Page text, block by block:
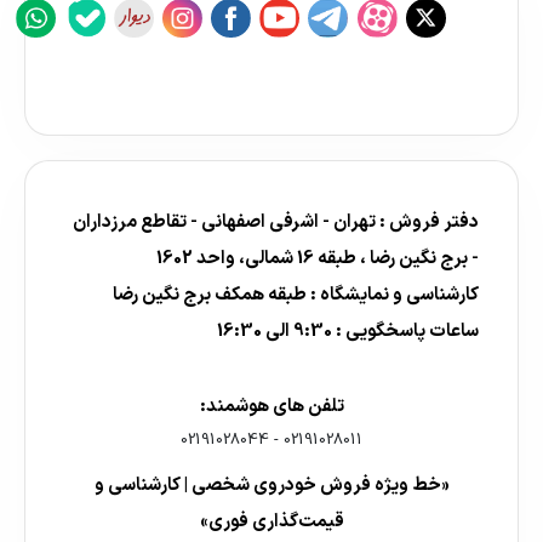
دفتر فروش : تهران - اشرفی اصفهانی - تقاطع مرزداران
- برج نگین رضا ، طبقه 16 شمالی، واحد 1602
کارشناسی و نمایشگاه : طبقه همکف برج نگین رضا
ساعات پاسخگویی : 9:30 الی 16:30
تلفن های هوشمند:
02191028011
-
02191028044
«خط ویژه فروش خودروی شخصی | کارشناسی و
قیمت‌گذاری فوری»